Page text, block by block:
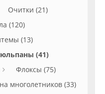
Очитки (21)
(120)
(13)
(41)
Флоксы (75)
многолетников (33)